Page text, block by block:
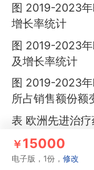
图 2019-2023
增长率统计
图 2019-2023
及增长率统计
图 2019-2023
所占销售额份额
表 欧洲先进治
表 2019-2023
量统计
￥15000
电子版，1份，修改